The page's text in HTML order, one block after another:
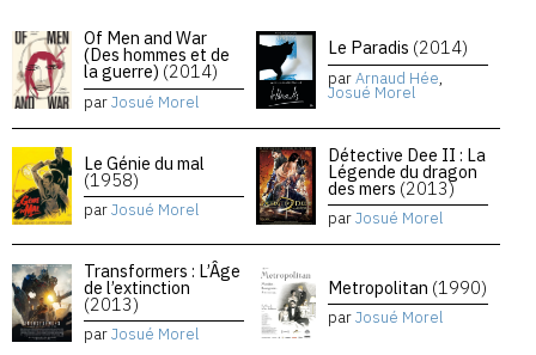
Of Men and War
(Des hommes et de
la guerre) (2014)
parJosué Morel
Le Paradis (2014)
parArnaud Hée,
Josué Morel
Le Génie du mal
(1958)
parJosué Morel
Détective Dee II : La
Légende du dragon
des mers (2013)
parJosué Morel
Transformers : L’Âge
de l’extinction
(2013)
parJosué Morel
Metropolitan (1990)
parJosué Morel